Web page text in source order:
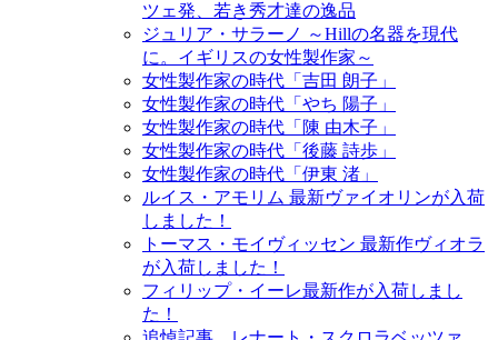
ツェ発、若き秀才達の逸品
ジュリア・サラーノ ～Hillの名器を現代
に。イギリスの女性製作家～
女性製作家の時代「吉田 朗子」
女性製作家の時代「やち 陽子」
女性製作家の時代「陳 由木子」
女性製作家の時代「後藤 詩歩」
女性製作家の時代「伊東 渚」
ルイス・アモリム 最新ヴァイオリンが入荷
しました！
トーマス・モイヴィッセン 最新作ヴィオラ
が入荷しました！
フィリップ・イーレ最新作が入荷しまし
た！